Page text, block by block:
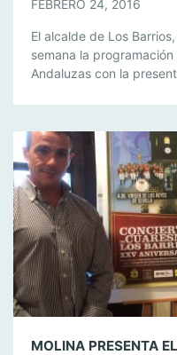
FEBRERO 24, 2016
El alcalde de Los
semana la
Andaluzas con la
Carlos’, una película
Carlos […]